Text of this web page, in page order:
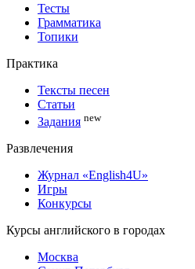
Тесты
Грамматика
Топики
Практика
Тексты песен
Статьи
Задания new
Развлечения
Журнал «English4U»
Игры
Конкурсы
Курсы английского в городах
Москва